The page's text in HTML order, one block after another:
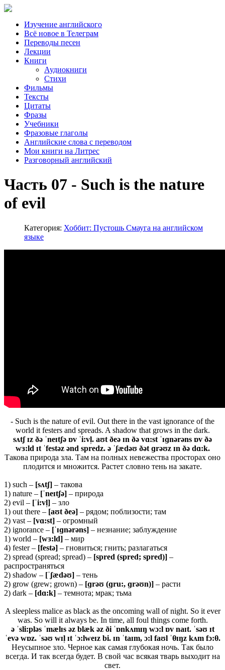
Изучение английского
Всё новое в Телеграм
Переводы песен
Лекции
Книги
Аудиокниги
Стихи
Фильмы
Тексты
Цитаты
Фразы
Учебники
Фразовые глаголы
Английские слова с переводом
Мои книги на Литрес
Разговорный английский
Часть 07 - Such is the nature
of evil
Категория: Хоббит: Пустошь Смауга на английском
языке
- Such is the nature of evil. Out there in the vast ignorance of the
world it festers and spreads. A shadow that grows in the dark.
sʌtʃ ɪz ðə ˈneɪtʃə ɒv ˈi:vl̩. aʊt ðeə ɪn ðə vɑ:st ˈɪɡnərəns ɒv ðə
wɜ:ld ɪt ˈfestəz ənd spredz. ə ˈʃædəʊ ðət ɡrəʊz ɪn ðə dɑ:k.
Такова природа зла. Там на полных невежества просторах оно
плодится и множится. Растет словно тень на закате.
1) such – [sʌtʃ] – такова
1) nature – [ˈneɪtʃə] – природа
2) evil – [ˈi:vl̩] – зло
1) out there – [aʊt ðeə] – рядом; поблизости; там
2) vast – [vɑ:st] – огромный
2) ignorance – [ˈɪɡnərəns] – незнание; заблуждение
1) world – [wɜ:ld] – мир
4) fester – [festə] – гновиться; гнить; разлагаться
2) spread (spread; spread) – [spred (spred; spred)] –
распространяться
2) shadow – [ˈʃædəʊ] – тень
2) grow (grew; grown) – [ɡrəʊ (ɡru:, ɡrəʊn)] – расти
2) dark – [dɑ:k] – темнота; мрак; тьма
A sleepless malice as black as the oncoming wall of night. So it ever
was. So will it always be. In time, all foul things come forth.
ə ˈsli:pləs ˈmælɪs əz blæk əz ði ˈɒnkʌmɪŋ wɔ:l ɒv naɪt. ˈsəʊ ɪt
ˈevə wɒz. ˈsəʊ wɪl̩ ɪt ˈɔ:lweɪz bi. ɪn ˈtaɪm, ɔ:l faʊl ˈθɪŋz kʌm fɔ:θ.
Неусыпное зло. Черное как самая глубокая ночь. Так было
всегда. И так всегда будет. В свой час всякая тварь выходит на
свет.